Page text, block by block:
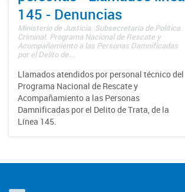
145 - Denuncias
Ministerio de Justicia. Subsecretaría de Política
Criminal. Programa Nacional de Rescate y
Acompañamiento a las Personas Damnificadas
por el Delito de...
Llamados atendidos por personal técnico del
Programa Nacional de Rescate y
Acompañamiento a las Personas
Damnificadas por el Delito de Trata, de la
Línea 145.